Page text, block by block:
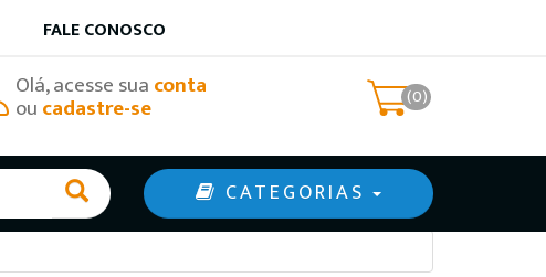
FALE CONOSCO
Olá, acesse suaconta
oucadastre-se (0)
CATEGORIAS